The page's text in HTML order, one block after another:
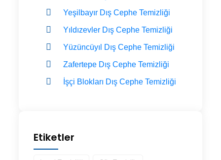
Yeşilbayır Dış Cephe Temizliği
Yıldızevler Dış Cephe Temizliği
Yüzüncüyıl Dış Cephe Temizliği
Zafertepe Dış Cephe Temizliği
İşçi Blokları Dış Cephe Temizliği
Etiketler